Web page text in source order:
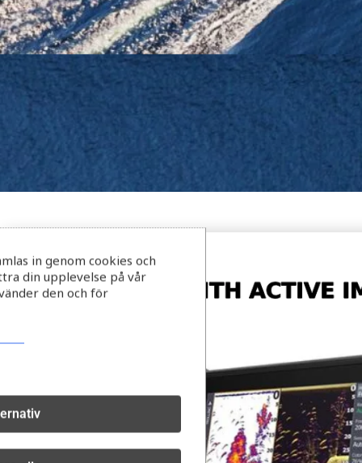
in genom cookies och
din upplevelse på vår
den och för